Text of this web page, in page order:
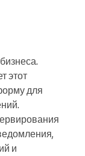
этот
для
и